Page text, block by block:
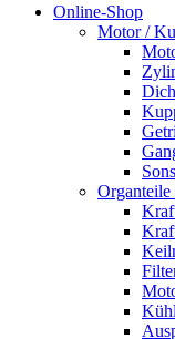
Online-Shop
Motor /